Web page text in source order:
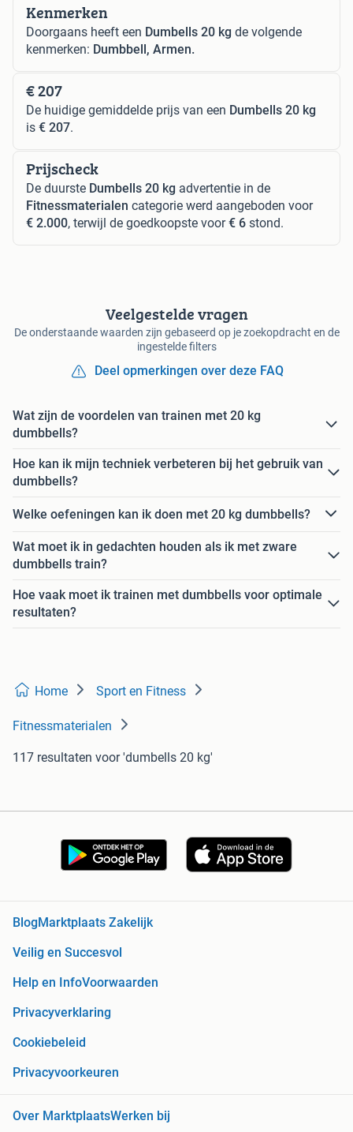
Kenmerken
Doorgaans heeft een Dumbells 20 kg de volgende
kenmerken: Dumbbell, Armen.
€ 207
De huidige gemiddelde prijs van een Dumbells 20 kg
is € 207.
Prijscheck
De duurste Dumbells 20 kg advertentie in de
Fitnessmaterialen categorie werd aangeboden voor
€ 2.000, terwijl de goedkoopste voor€ 6 stond.
Veelgestelde vragen
De onderstaande waarden zijn gebaseerd op je zoekopdracht en de
ingestelde filters
Deel opmerkingen over deze FAQ
Wat zijn de voordelen van trainen met 20 kg
dumbbells?
Hoe kan ik mijn techniek verbeteren bij het gebruik van
dumbbells?
Welke oefeningen kan ik doen met 20 kg dumbbells?
Wat moet ik in gedachten houden als ik met zware
dumbbells train?
Hoe vaak moet ik trainen met dumbbells voor optimale
resultaten?
Home Sport en Fitness
Fitnessmaterialen
117 resultaten voor 'dumbells 20 kg'
Blog Marktplaats Zakelijk
Veilig en Succesvol
Help en InfoVoorwaarden
Privacyverklaring
Cookiebeleid
Privacyvoorkeuren
Over MarktplaatsWerken bij